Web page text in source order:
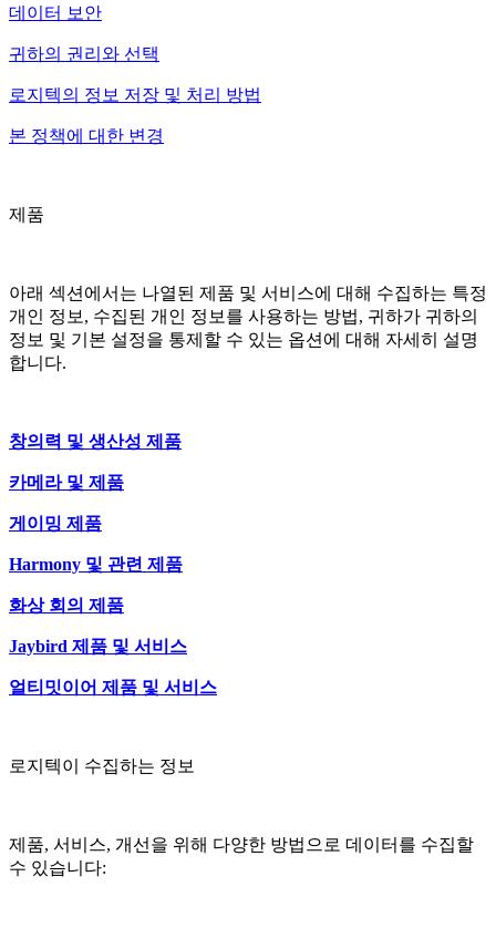
데이터 보안
귀하의 권리와 선택
로지텍의 정보 저장 및 처리 방법
본 정책에 대한 변경
제품
아래 섹션에서는 나열된 제품 및 서비스에 대해 수집하는 특정
개인 정보, 수집된 개인 정보를 사용하는 방법, 귀하가 귀하의
정보 및 기본 설정을 통제할 수 있는 옵션에 대해 자세히 설명
합니다.
창의력 및 생산성 제품
카메라 및 제품
게이밍 제품
Harmony 및 관련 제품
화상 회의 제품
Jaybird 제품 및 서비스
얼티밋이어 제품 및 서비스
로지텍이 수집하는 정보
제품, 서비스, 개선을 위해 다양한 방법으로 데이터를 수집할
수 있습니다: